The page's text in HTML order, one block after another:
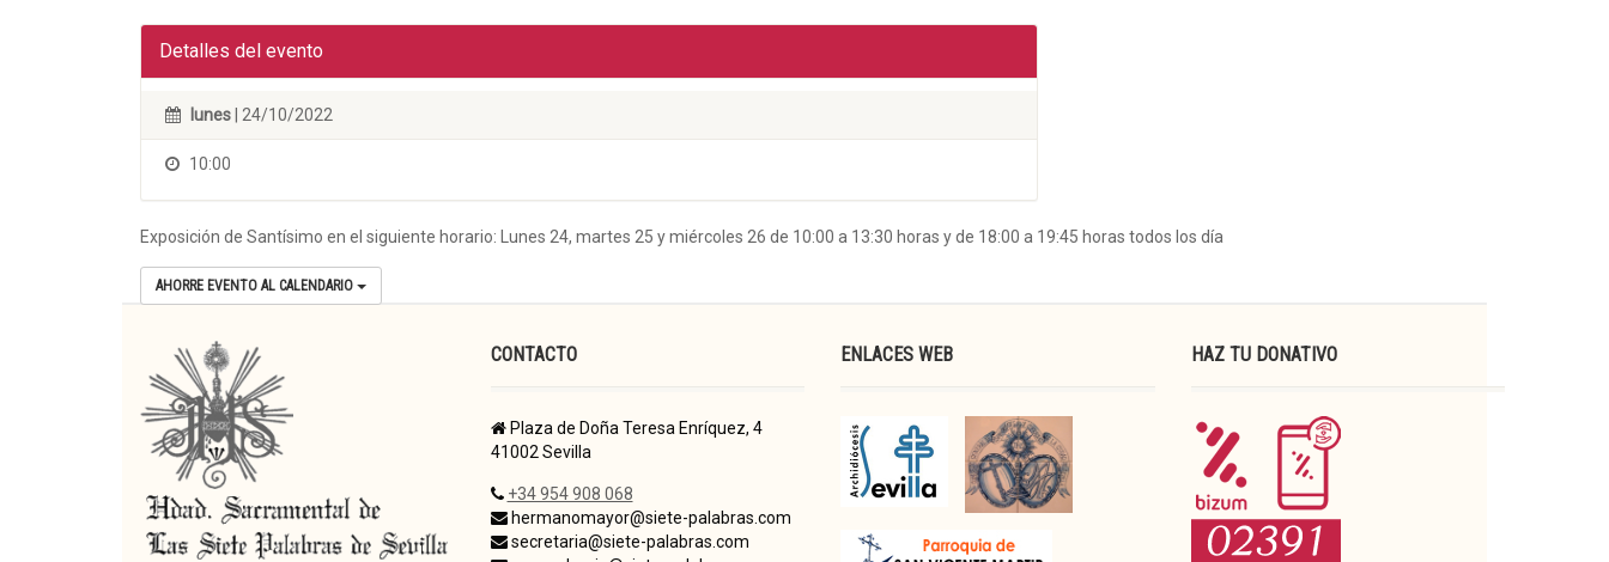
Detalles del evento
lunes | 24/10/2022
10:00
Exposición de Santísimo en el siguiente horario: Lunes 24, martes 25 y miércoles 26 de 10:00 a 13:30 horas y de 18:00 a 19:45 horas todos los día
AHORRE EVENTO AL CALENDARIO
CONTACTO
Plaza de Doña Teresa Enríquez, 4
41002 Sevilla
+34 954 908 068
hermanomayor@siete-palabras.com
secretaria@siete-palabras.com
ENLACES WEB HAZ TU DONATIVO